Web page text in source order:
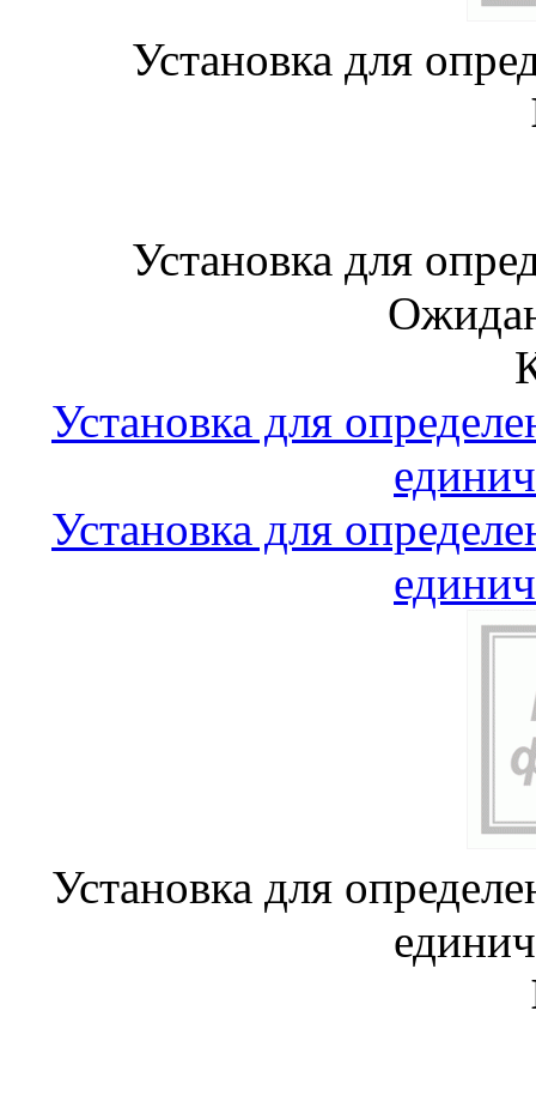
Установка для
Установка для
Установка для
Установка для
Установка для